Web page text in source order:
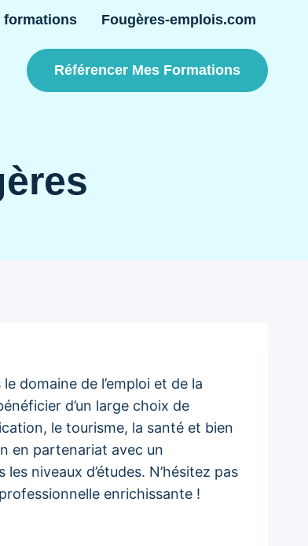
formations Fougères-emplois.com
Référencer Mes Formations
domaine de l’emploi et de la
d’un large choix de
le tourisme, la santé et bien
en partenariat avec un
niveaux d’études. N’hésitez pas
enrichissante !